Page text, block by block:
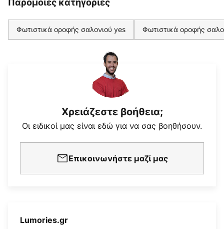
Παρόμοιες κατηγορίες
Φωτιστικά οροφής σαλονιού yes Φωτιστικά οροφής
Χρειάζεστε βοήθεια;
Οι ειδικοί μας είναι εδώ για να σας βοηθήσουν.
Επικοινωνήστε μαζί μας
Lumories.gr